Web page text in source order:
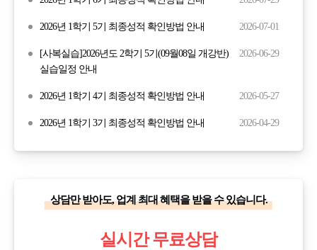
2026년 1학기 5기 최종성적 확인방법 안내 2026-07-01
[사복실습]2026년도 2학기 5기(09월08일 개강반)
실습일정 안내
2026-06-29
2026년 1학기 4기 최종성적 확인방법 안내 2026-05-27
2026년 1학기 3기 최종성적 확인방법 안내 2026-04-29
상담만 받아도, 업계 최대 혜택을 받을 수 있습니다.
실시간 무료상담